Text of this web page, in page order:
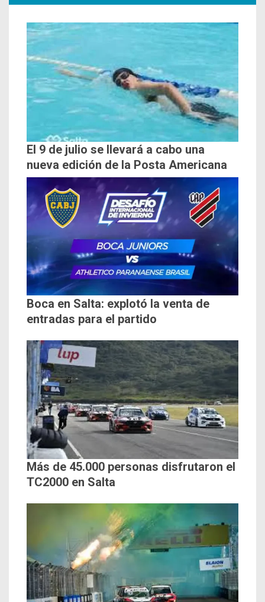
El 9 de julio se llevará a cabo una
nueva edición de la Posta Americana
Boca en Salta: explotó la venta de
entradas para el partido
Más de 45.000 personas disfrutaron el
TC2000 en Salta